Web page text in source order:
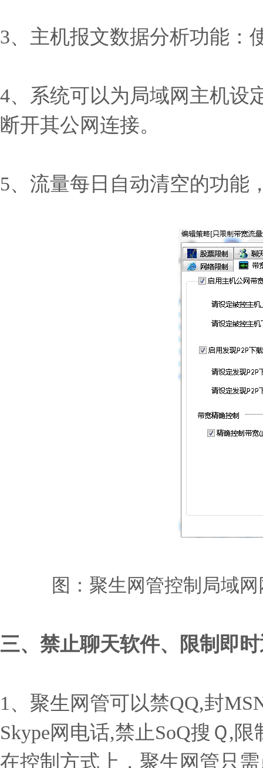
3、主机报文数据分析功能：
4、系统可以为局域网主机设
断开其公网连接。
5、流量每日自动清空的功能
图：聚生网管控制局域
三、禁止聊天软件、限制即
1、聚生网管可以禁QQ,封
Skype网电话,禁止SoQ搜Ｑ,
在控制方式上，聚生网管只